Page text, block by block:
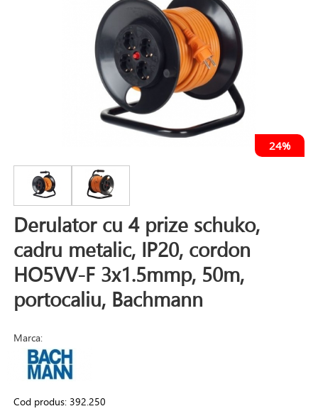
24%
Derulator cu 4 prize schuko,
cadru metalic, IP20, cordon
HO5VV-F 3x1.5mmp, 50m,
portocaliu, Bachmann
Marca:
Cod produs:392.250